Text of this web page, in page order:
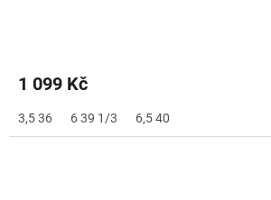
1 099 Kč
3,5 36 6 39 1/3 6,5 40